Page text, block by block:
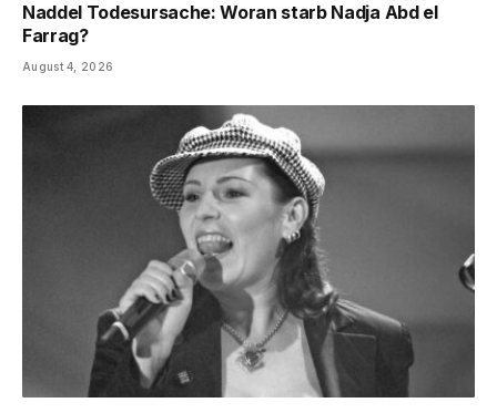
Naddel Todesursache: Woran starb Nadja Abd el
Farrag?
August 4, 2026